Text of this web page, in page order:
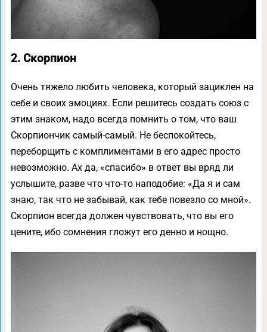
2. Скорпион
Очень тяжело любить человека, который зациклен на
себе и своих эмоциях. Если решитесь создать союз с
этим знаком, надо всегда помнить о том, что ваш
Скорпиончик самый-самый. Не беспокойтесь,
переборщить с комплиментами в его адрес просто
невозможно. Ах да, «спасибо» в ответ вы вряд ли
услышите, разве что что-то наподобие: «Да я и сам
знаю, так что не забывай, как тебе повезло со мной».
Скорпион всегда должен чувствовать, что вы его
цените, ибо сомнения гложут его денно и нощно.